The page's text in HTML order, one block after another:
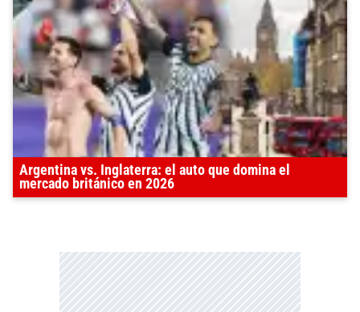
Argentina vs. Inglaterra: el auto que domina el
mercado británico en 2026